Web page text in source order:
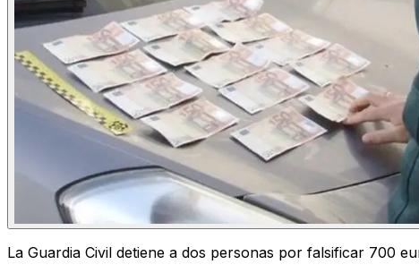
La Guardia Civil detiene a dos personas por falsificar 700